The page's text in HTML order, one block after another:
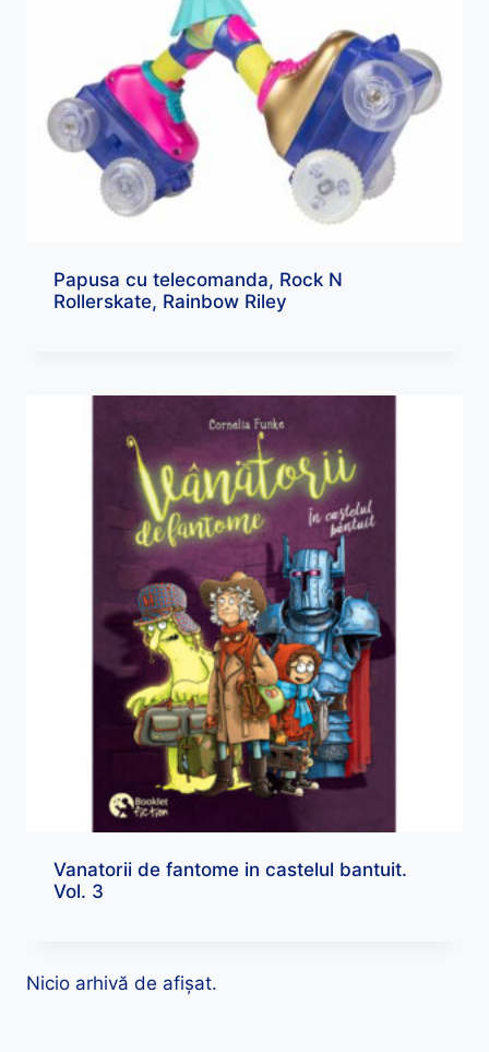
Papusa cu telecomanda, Rock N
Rollerskate, Rainbow Riley
Vanatorii de fantome in castelul bantuit.
Vol. 3
Nicio arhivă de afișat.